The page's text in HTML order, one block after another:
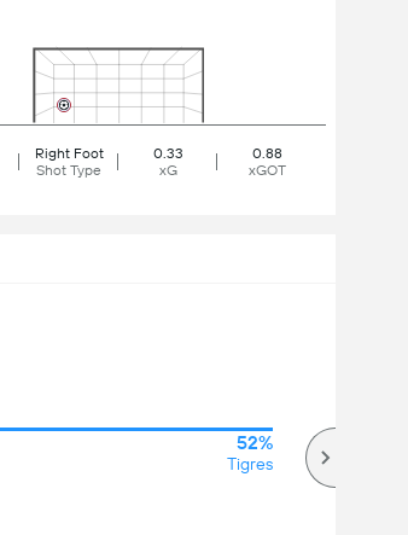
Right Foot
Shot Type
0.33
xG
0.88
xGOT
52%
Tigres